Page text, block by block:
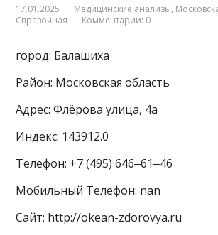
17.01.2025 Медицинские анализы,
Справочная
Комментарии: 0
город: Балашиха
Район: Московская область
Адрес: Флёрова улица, 4а
Индекс: 143912.0
Телефон: +7 (495) 646‒61‒46
Мобильный Телефон: nan
Сайт: http://okean-zdorovya.ru